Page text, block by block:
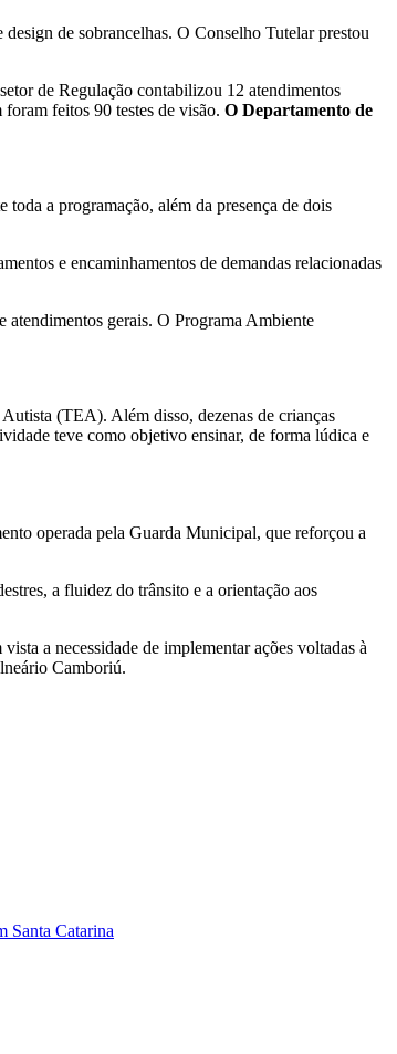
de sobrancelhas. O Conselho Tutelar prestou
de Regulação contabilizou 12 atendimentos
feitos 90 testes de visão. O Departamento de
a programação, além da presença de dois
e encaminhamentos de demandas relacionadas
atendimentos gerais. O Programa Ambiente
(TEA). Além disso, dezenas de crianças
teve como objetivo ensinar, de forma lúdica e
operada pela Guarda Municipal, que reforçou a
a fluidez do trânsito e a orientação aos
a necessidade de implementar ações voltadas à
Camboriú.